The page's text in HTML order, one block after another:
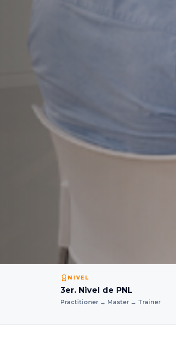
NIVEL
3er. Nivel de PNL
Practitioner → Master → Trainer